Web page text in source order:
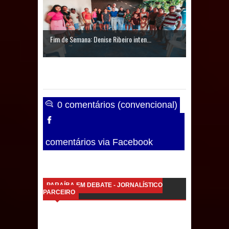
de 200 lideranças em apoio à pré-
candidatura de Denise Ribeiro à
Assembleia Legislativa
evento de saúde pública do planeta
com foco na qualificação dos
Fim de Semana: Denise Ribeiro inten...
0 comentários (convencional)
comentários via Facebook
PARAÍBA EM DEBATE - JORNALÍSTICO
PARCEIRO